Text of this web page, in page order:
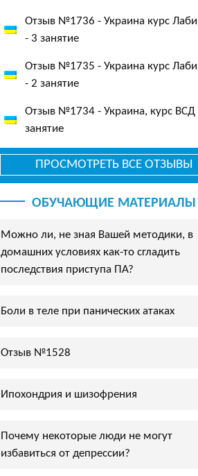
Отзыв №1736 - Украина курс
- 3 занятие
Отзыв №1735 - Украина курс
- 2 занятие
Отзыв №1734 - Украина, курс ВСД
занятие
ПРОСМОТРЕТЬ ВСЕ ОТЗЫВЫ
ОБУЧАЮЩИЕ МАТЕРИАЛЫ
Можно ли, не зная Вашей методики, в
домашних условиях как-то сгладить
последствия приступа ПА?
Боли в теле при панических атаках
Отзыв №1528
Ипохондрия и шизофрения
Почему некоторые люди не могут
избавиться от депрессии?